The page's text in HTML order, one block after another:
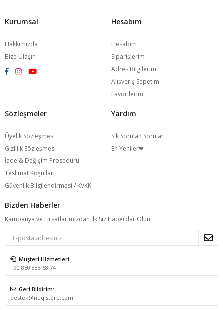
Kurumsal
Hakkımızda
Bize Ulaşın
Hesabım
Hesabım
Siparişlerim
Adres Bilgilerim
Alışveriş Sepetim
Favorilerim
Sözleşmeler
Üyelik Sözleşmesi
Gizlilik Sözleşmesi
İade & Değişim Prosedürü
Teslimat Koşulları
Güvenlik Bilgilendirmesi / KVKK
Yardım
Sık Sorulan Sorular
En Yeniler❤
Bizden Haberler
Kampanya ve Fırsatlarımızdan İlk Siz Haberdar Olun!
Müşteri Hizmetleri:
+90 850 888 68 74
Geri Bildirim:
destek@nuqistore.com